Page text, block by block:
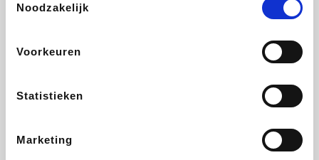
Noodzakelijk
Voorkeuren
Statistieken
Marketing
DectDirect ZEB
SupraBazar